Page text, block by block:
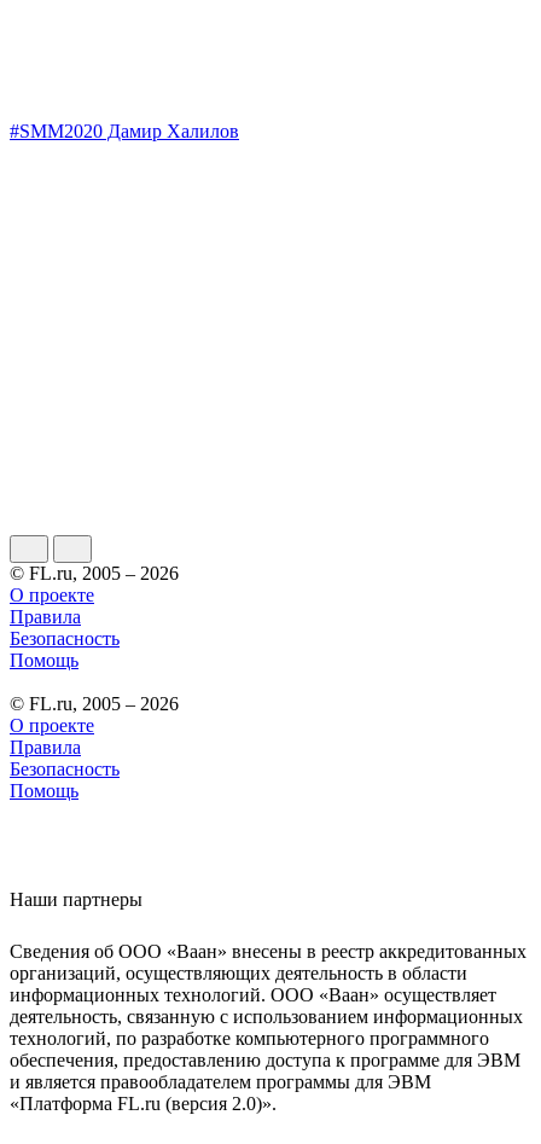
#SMM2020 Дамир Халилов
© FL.ru, 2005 – 2026
О проекте
Правила
Безопасность
Помощь
© FL.ru, 2005 – 2026
О проекте
Правила
Безопасность
Помощь
Наши партнеры
Сведения об ООО «Ваан» внесены в реестр аккредитованных
организаций, осуществляющих деятельность в области
информационных технологий. ООО «Ваан» осуществляет
деятельность, связанную с использованием информационных
технологий, по разработке компьютерного программного
обеспечения, предоставлению доступа к программе для ЭВМ
и является правообладателем программы для ЭВМ
«Платформа FL.ru (версия 2.0)».